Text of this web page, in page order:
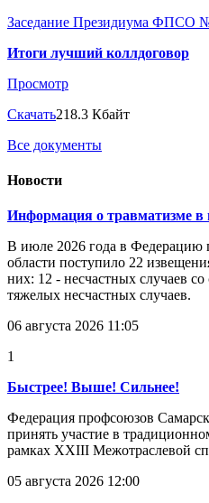
Заседание Президиума ФПСО
Итоги лучший коллдоговор
Просмотр
Скачать218.3 Кбайт
Все документы
Новости
Информация о травматизме в
В июле 2026 года в Федерацию
области поступило 22
них: 12 - несчастных случаев
тяжелых несчастных случаев.
06 августа 2026 11:05
1
Быстрее! Выше! Сильнее!
Федерация профсоюзов
принять участие в
рамках XXIII Межотраслевой
05 августа 2026 12:00